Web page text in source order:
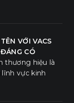
để hoài niệm,
thực sự đã
cảm xúc, nhiều
thêm
VỚI VACS
CÓ
thương hiệu là
vực kinh
nhiều tổ chức